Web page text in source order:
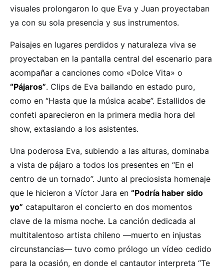
visuales prolongaron lo que Eva y Juan proyectaban
ya con su sola presencia y sus instrumentos.
Paisajes en lugares perdidos y naturaleza viva se
proyectaban en la pantalla central del escenario para
acompañar a canciones como «Dolce Vita» o
“Pájaros”. Clips de Eva bailando en estado puro,
como en “Hasta que la música acabe”. Estallidos de
confeti aparecieron en la primera media hora del
show, extasiando a los asistentes.
Una poderosa Eva, subiendo a las alturas, dominaba
a vista de pájaro a todos los presentes en “En el
centro de un tornado”. Junto al preciosista homenaje
que le hicieron a Víctor Jara en “Podría haber sido
yo” catapultaron el concierto en dos momentos
clave de la misma noche. La canción dedicada al
multitalentoso artista chileno —muerto en injustas
circunstancias— tuvo como prólogo un vídeo cedido
para la ocasión, en donde el cantautor interpreta “Te